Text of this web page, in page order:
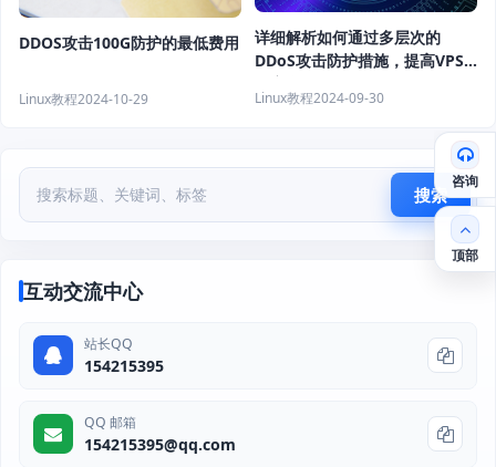
DDOS攻击100G防护的最低费用
Linux教程2024-10-29
详细解析如何通过多层次的
DDoS攻击防护措施，提高VPS
的安全性
Linux教程2024-09-30
搜索
互动交流中心
站长QQ
154215395
QQ 邮箱
154215395@qq.com
咨询
顶部